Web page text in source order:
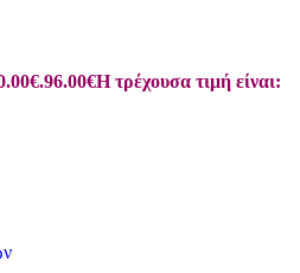
96.00€Η τρέχουσα τιμή είναι: